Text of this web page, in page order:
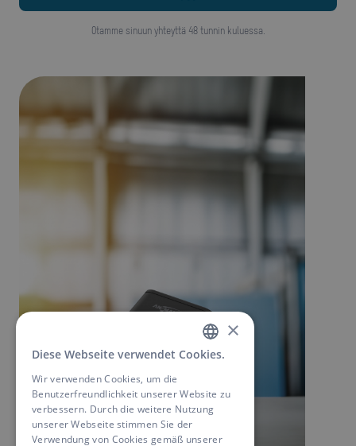
Otamme sinuun yhteyttä 48 tunnin kuluessa.
GERMAN
ENGLISH
×
Diese Webseite verwendet Cookies.
Wir verwenden Cookies, um die
Benutzerfreundlichkeit unserer Website zu
verbessern. Durch die weitere Nutzung
unserer Webseite stimmen Sie der
Verwendung von Cookies gemäß unserer